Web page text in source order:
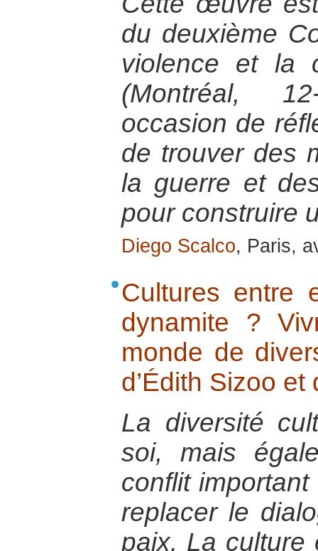
du deuxième
violence et la
(Montréal,
occasion de
de trouver des
la guerre et
pour construire
Diego Scalco, Paris,
Cultures entre
dynamite ?
monde de
d’Édith Sizoo
La diversité
soi, mais
conflit important
replacer le
paix. La culture